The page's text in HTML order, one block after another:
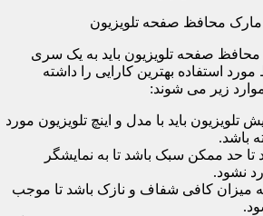
مارک محافظ صفحه تلویزیون
محافظ صفحه تلویزیون باید به یک سری
استفاده بهترین کارایی را داشته
زیر می شوند:
باید با مدل و اینچ تلویزیون مورد
باشد.
تا حد ممکن سبک باشد تا به نمایشگر
نشود.
به میزان کافی شفاف و نازک باشد تا موجب